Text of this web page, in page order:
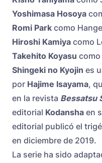
Yoshimasa Hosoya
Romi Park como
Hiroshi Kamiya como
Takehito Koyasu como
Shingeki no Kyojin es
por Hajime Isayama,
en la revista Bessatsu
editorial Kodansha en
editorial publicó el
en diciembre de 2019.
La serie ha sido